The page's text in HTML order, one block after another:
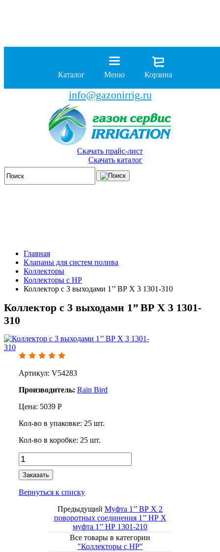
962-00-63
8 (929)
962-01-18
info@gazonirrig.ru
Скачать прайс-лист
Скачать каталог
Главная
Клапаны для систем полива
Коллекторы
Коллекторы с НР
Коллектор с 3 выходами 1’’ ВР X 3 1301-310
Коллектор с 3 выходами 1’’ ВР X 3 1301-
310
Артикул: V54283
Производитель: Rain Bird
Цена: 5039 Р
Кол-во в упаковке: 25 шт.
Кол-во в коробке: 25 шт.
Заказать
Вернуться к списку
Предыдущий Муфта 1’’ ВР X 2
поворотных соединения 1’’ НР X
муфта 1’’ НР 1301-210
Все товары в категории
"Коллекторы с НР"
Каталог Меню Корзина